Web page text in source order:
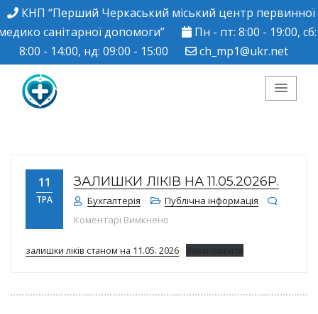
КНП “Перший Черкаський міський центр первинної
санітарної допомоги”
Пн - пт: 8:00 - 19:00, сб:
8:00 - 14:00, нд: 09:00 - 15:00
ch_mp1@ukr.net
Черкаський міський
центр ПМСД"
11
ТРА
ЗАЛИШКИ ЛІКІВ НА 11.05.2026Р.
Бухгалтерія
Публічна інформація
Коментарі Вимкнено
залишки ліків станом на 11.05. 2026 Завантажити